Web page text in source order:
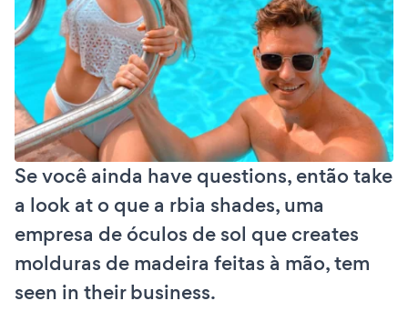
Se você ainda have questions, então take
a look at o que a rbia shades, uma
empresa de óculos de sol que creates
molduras de madeira feitas à mão, tem
seen in their business.